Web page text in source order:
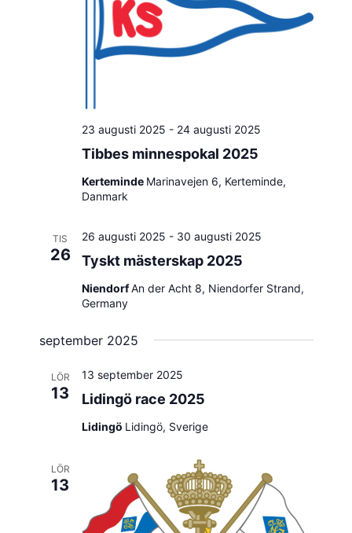
Tibbes minnespokal 2025
23 augusti 2025 - 24 augusti 2025
Kerteminde Marinavejen 6, Kerteminde,
Danmark
TIS
26 Tyskt mästerskap 2025
26 augusti 2025 - 30 augusti 2025
NiendorfAn der Acht 8, Niendorfer Strand,
Germany
september 2025
LÖR
13 Lidingö race 2025
13 september 2025
Lidingö Lidingö, Sverige
LÖR
13